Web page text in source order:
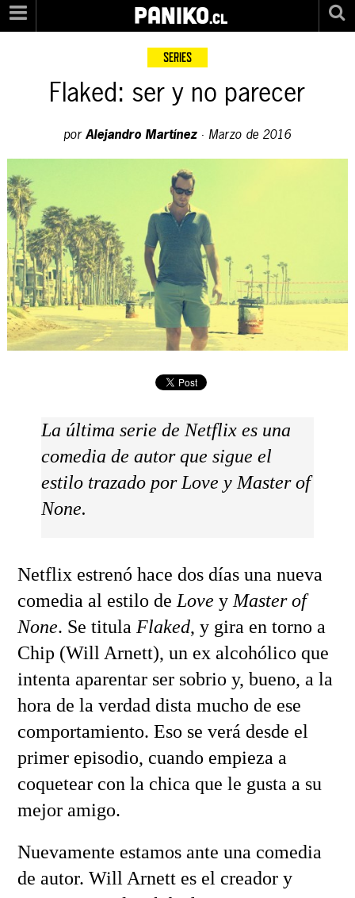
PANIKO.cl
SERIES
Flaked: ser y no parecer
porAlejandro Martínez· Marzo de 2016
La última serie de Netflix es una
comedia de autor que sigue el
estilo trazado por Love y Master of
None.
Netflix estrenó hace dos días una nueva
comedia al estilo de Love y Master of
None. Se titula Flaked, y gira en torno a
Chip (Will Arnett), un ex alcohólico que
intenta aparentar ser sobrio y, bueno, a la
hora de la verdad dista mucho de ese
comportamiento. Eso se verá desde el
primer episodio, cuando empieza a
coquetear con la chica que le gusta a su
mejor amigo.
Nuevamente estamos ante una comedia
de autor. Will Arnett es el creador y